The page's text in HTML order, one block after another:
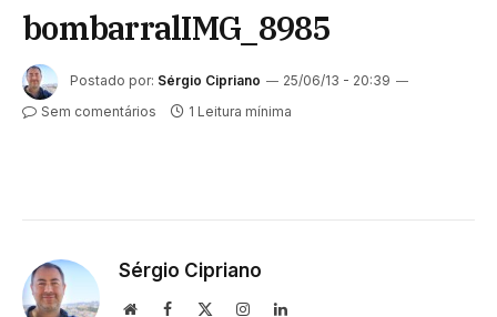
bombarralIMG_8985
Postado por: Sérgio Cipriano
25/06/13 - 20:39
Sem comentários
1 Leitura mínima
Sérgio Cipriano
WebsiteFacebook InstagramLinkedIn